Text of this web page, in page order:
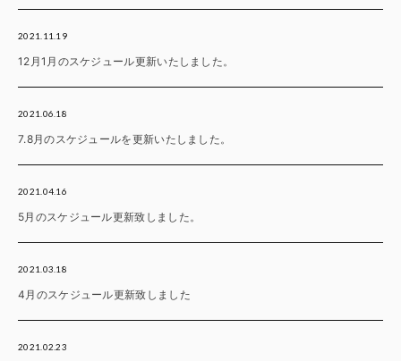
2021.11.19
12月1月のスケジュール更新いたしました。
2021.06.18
7.8月のスケジュールを更新いたしました。
2021.04.16
5月のスケジュール更新致しました。
2021.03.18
4月のスケジュール更新致しました
2021.02.23